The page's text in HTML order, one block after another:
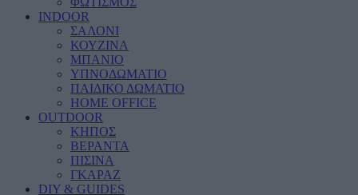
INDOOR
ΣΑΛΟΝΙ
ΚΟΥΖΙΝΑ
ΜΠΑΝΙΟ
ΥΠΝΟΔΩΜΑΤΙΟ
ΠΑΙΔΙΚΟ ΔΩΜΑΤΙΟ
HOME OFFICE
OUTDOOR
ΚΗΠΟΣ
ΒΕΡΑΝΤΑ
ΠΙΣΙΝΑ
ΓΚΑΡΑΖ
DIY & GUIDES